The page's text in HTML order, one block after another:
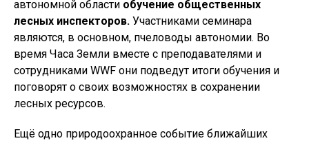
автономной области обучение общественных
лесных инспекторов. Участниками семинара
являются, в основном, пчеловоды автономии. Во
время Часа Земли вместе с преподавателями и
сотрудниками WWF они подведут итоги обучения и
поговорят о своих возможностях в сохранении
лесных ресурсов.
Ещё одно природоохранное событие ближайших